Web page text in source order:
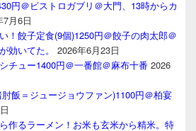
円＠ビストロガブリ＠大門、13時からカ
7月6日
！餃子定食(9個)1250円＠餃子の肉太郎＠
効いてた。
2026年6月23日
チュー1400円＠一番館＠麻布十番 2026
飯＝ジュージョウファン)1100円＠柏宴
作るラーメン！お米も玄米から精米。特